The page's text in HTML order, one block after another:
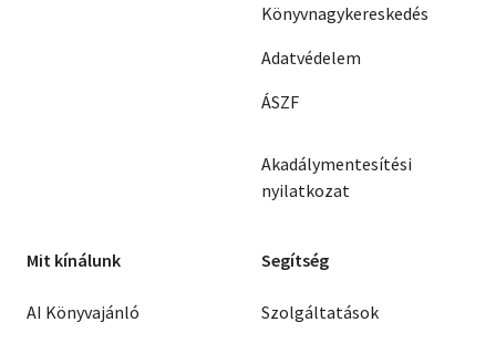
Könyvnagykereskedés
Adatvédelem
ÁSZF
Akadálymentesítési
nyilatkozat
Mit kínálunk
AI Könyvajánló
Segítség
Szolgáltatások